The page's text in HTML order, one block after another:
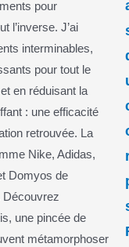
pour
l’inverse. J’ai
interminables,
pour tout le
en réduisant la
: une efficacité
retrouvée. La
Nike, Adidas,
Domyos de
Découvrez
une pincée de
métamorphoser